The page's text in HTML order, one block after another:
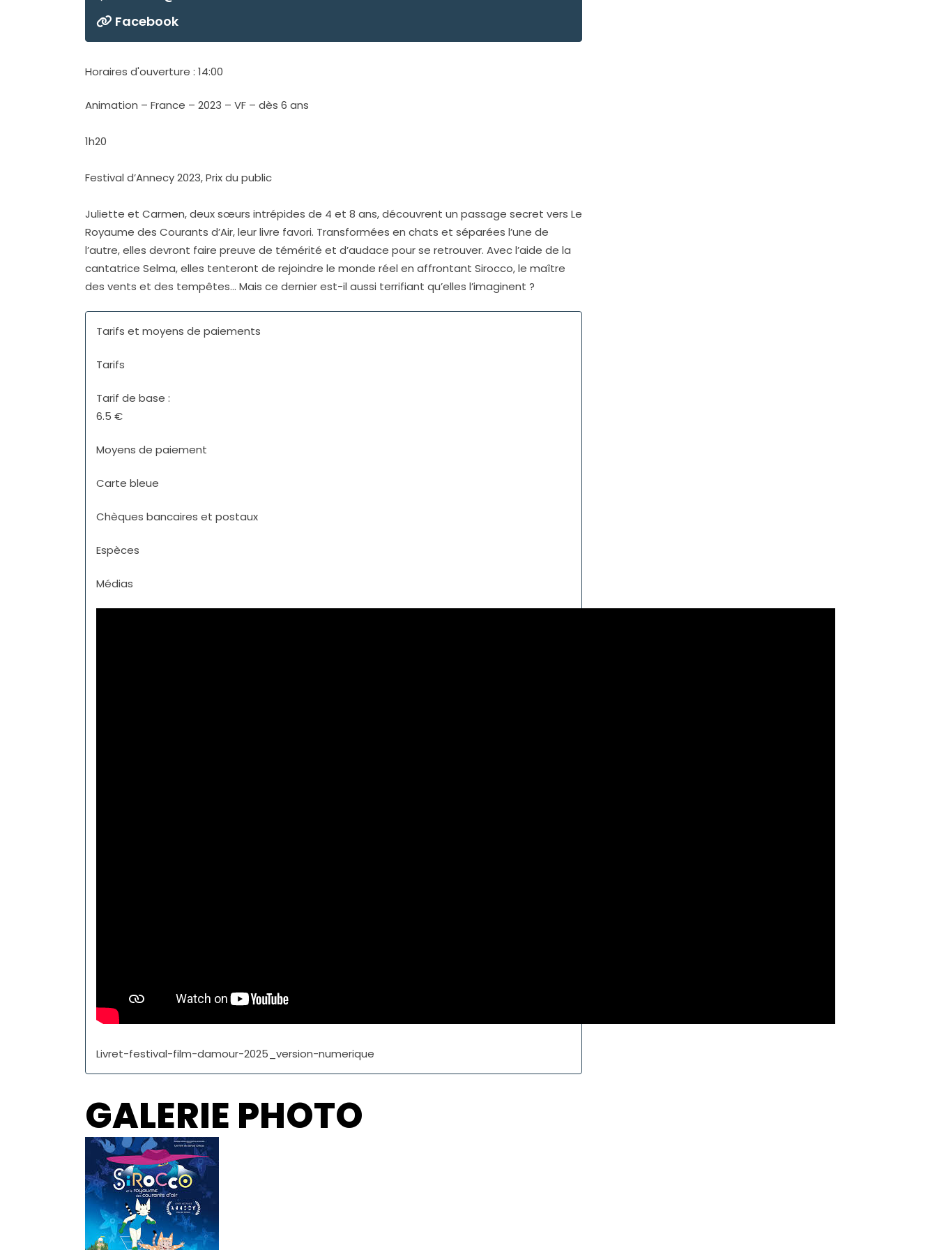
Facebook
Horaires d'ouverture : 14:00
Animation – France – 2023 – VF – dès 6 ans
1h20
Festival d’Annecy 2023, Prix du public
Juliette et Carmen, deux sœurs intrépides de 4 et 8 ans, découvrent un passage secret vers Le
Royaume des Courants d’Air, leur livre favori. Transformées en chats et séparées l’une de
l’autre, elles devront faire preuve de témérité et d’audace pour se retrouver. Avec l’aide de la
cantatrice Selma, elles tenteront de rejoindre le monde réel en affrontant Sirocco, le maître
des vents et des tempêtes… Mais ce dernier est-il aussi terrifiant qu’elles l’imaginent ?
Tarifs et moyens de paiements
Tarifs
Tarif de base :
6.5 €
Moyens de paiement
Carte bleue
Chèques bancaires et postaux
Espèces
Médias
Livret-festival-film-damour-2025_version-numerique
GALERIE PHOTO